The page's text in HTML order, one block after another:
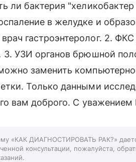
ли бактерия
в желудке и
гастроэнтеролог. 2.
УЗИ органов брюшной
заменить
Только данными
вам доброго. С уважением
«КАК ДИАГНОСТИРОВАТЬ РАК?»
консультации, пожалуйста,